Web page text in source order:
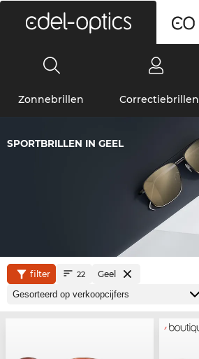
Zonnebrillen Correctiebrillen
SPORTBRILLEN IN GEEL
filter 22 Geel